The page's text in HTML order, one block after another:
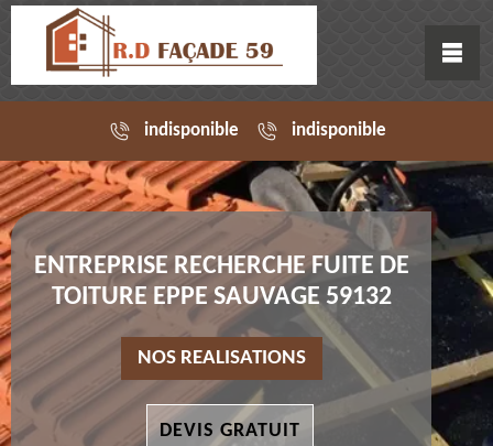
indisponible indisponible
ENTREPRISE RECHERCHE FUITE DE
TOITURE EPPE SAUVAGE 59132
NOS REALISATIONS
DEVIS GRATUIT